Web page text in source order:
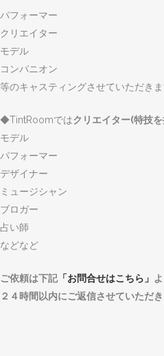
パフォーマー
クリエイター
モデル
コンパニオン
等のキャスティングさせていただき
◆TintRoomではクリエイター(特技
モデル
パフォーマー
デザイナー
ミュージシャン
ブロガー
占い師
などなど
ご依頼は下記「お問合せはこちら」
２４時間以内にご返信させていただき